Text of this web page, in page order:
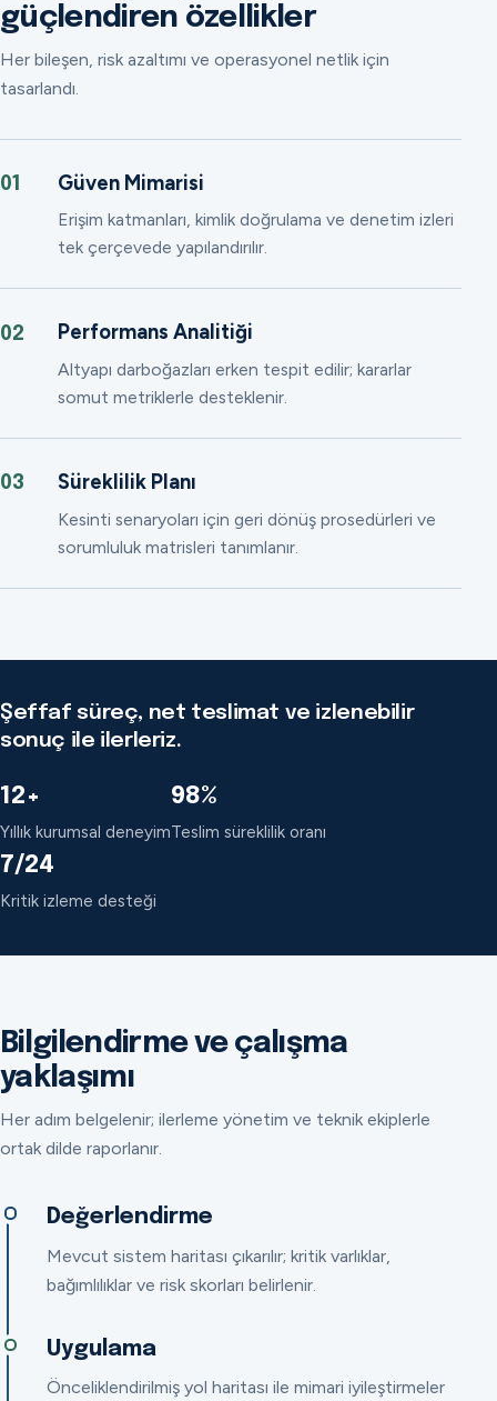
güçlendiren özellikler
Her bileşen, risk azaltımı ve operasyonel netlik için
tasarlandı.
01 Güven Mimarisi
Erişim katmanları, kimlik doğrulama ve denetim izleri
tek çerçevede yapılandırılır.
02 Performans Analitiği
Altyapı darboğazları erken tespit edilir; kararlar
somut metriklerle desteklenir.
03 Süreklilik Planı
Kesinti senaryoları için geri dönüş prosedürleri ve
sorumluluk matrisleri tanımlanır.
Şeffaf süreç, net teslimat ve izlenebilir
sonuç ile ilerleriz.
12+
Yıllık kurumsal deneyim
98%
Teslim süreklilik oranı
7/24
Kritik izleme desteği
Bilgilendirme ve çalışma
yaklaşımı
Her adım belgelenir; ilerleme yönetim ve teknik ekiplerle
ortak dilde raporlanır.
Değerlendirme
Mevcut sistem haritası çıkarılır; kritik varlıklar,
bağımlılıklar ve risk skorları belirlenir.
Uygulama
Önceliklendirilmiş yol haritası ile mimari iyileştirmeler